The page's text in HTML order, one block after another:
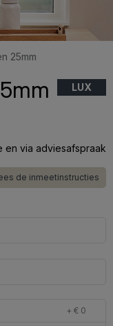
25mm
LUX
en via adviesafspraak
de inmeetinstructies
+ € 0